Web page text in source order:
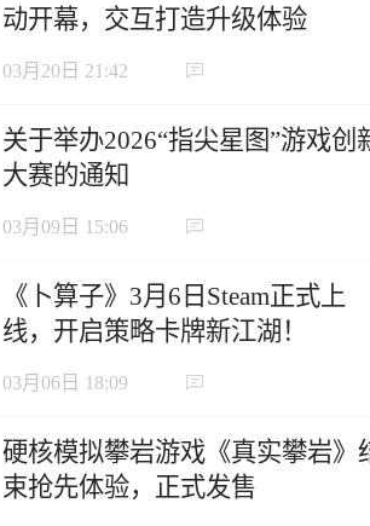
动开幕，交互打造升级体验
03月20日 21:42
关于举办2026“指尖星图”游戏创
大赛的通知
03月09日 15:06
《卜算子》3月6日Steam正式上
线，开启策略卡牌新江湖！
03月06日 18:09
硬核模拟攀岩游戏《真实攀岩》
束抢先体验，正式发售